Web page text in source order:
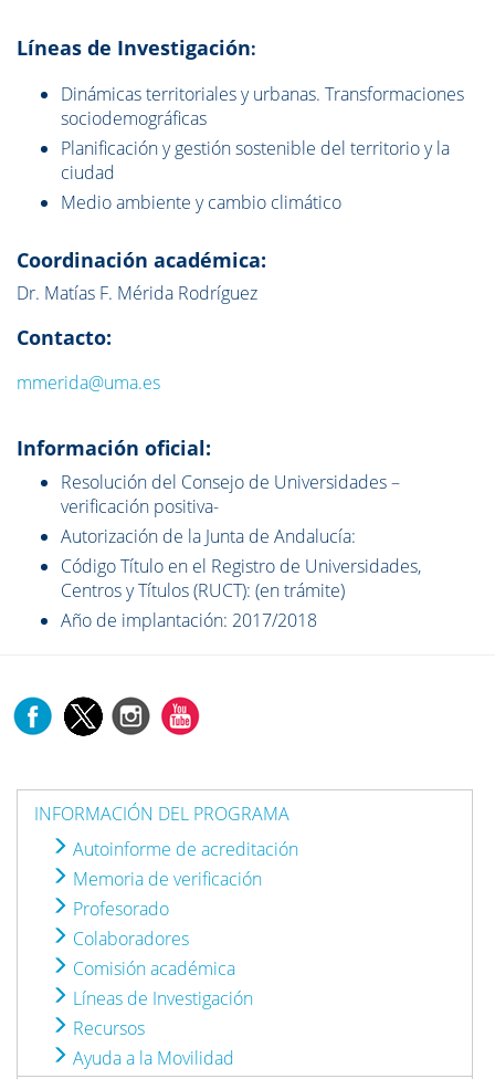
Líneas de Investigación:
Dinámicas territoriales y urbanas. Transformaciones
sociodemográficas
Planificación y gestión sostenible del territorio y la
ciudad
Medio ambiente y cambio climático
Coordinación académica:
Dr. Matías F. Mérida Rodríguez
Contacto:
mmerida@uma.es
Información oficial:
Resolución del Consejo de Universidades –
verificación positiva-
Autorización de la Junta de Andalucía:
Código Título en el Registro de Universidades,
Centros y Títulos (RUCT): (en trámite)
Año de implantación: 2017/2018
INFORMACIÓN DEL PROGRAMA
Autoinforme de acreditación
Memoria de verificación
Profesorado
Colaboradores
Comisión académica
Líneas de Investigación
Recursos
Ayuda a la Movilidad